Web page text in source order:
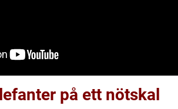
på ett nötskal